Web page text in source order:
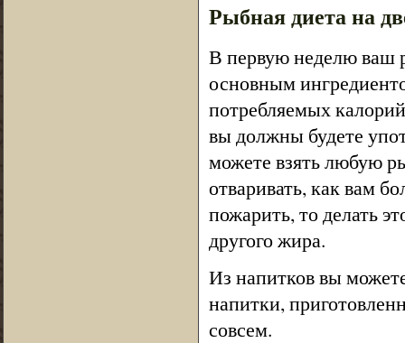
Рыбная диета на
В первую неделю ваш
основным
потребляемых
вы должны будете
можете взять любую
отваривать, как вам
пожарить, то делать
другого жира.
Из напитков вы
напитки,
совсем.